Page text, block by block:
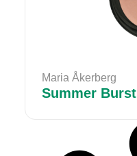
Maria Åkerberg
Summer Burst